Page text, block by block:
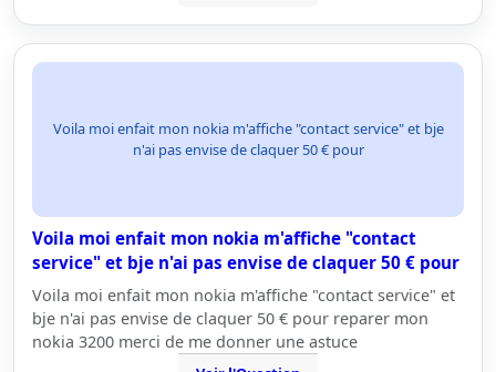
Voila moi enfait mon nokia m'affiche "contact service" et bje
n'ai pas envise de claquer 50 € pour
Voila moi enfait mon nokia m'affiche "contact
service" et bje n'ai pas envise de claquer 50 € pour
Voila moi enfait mon nokia m'affiche "contact service" et
bje n'ai pas envise de claquer 50 € pour reparer mon
nokia 3200 merci de me donner une astuce